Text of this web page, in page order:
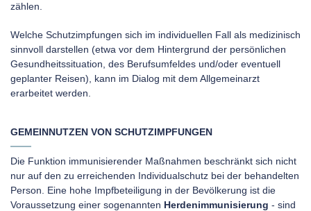
zählen.
Welche Schutzimpfungen sich im individuellen Fall als medizinisch
sinnvoll darstellen (etwa vor dem Hintergrund der persönlichen
Gesundheitssituation, des Berufsumfeldes und/oder eventuell
geplanter Reisen), kann im Dialog mit dem Allgemeinarzt
erarbeitet werden.
GEMEINNUTZEN VON SCHUTZIMPFUNGEN
Die Funktion immunisierender Maßnahmen beschränkt sich nicht
nur auf den zu erreichenden Individualschutz bei der behandelten
Person. Eine hohe Impfbeteiligung in der Bevölkerung ist die
Voraussetzung einer sogenannten Herdenimmunisierung - sind